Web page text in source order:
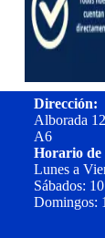
Dirección:
Alborada
A6
Horario de
Lunes a
Sábados:
Domingos: